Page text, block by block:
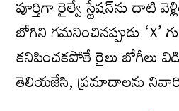
పూర్తిగా రైల్వే స్టేషన్‌ను దాటి
బోగిని గమనించినప్పుడు ‘X’
కనిపించకపోతే రైలు బోగీలు
తెలియజేసి, ప్రమాదాలను